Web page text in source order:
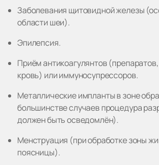
Заболевания щитовидной железы
области шеи).
Эпилепсия.
Приём антикоагулянтов
кровь) или иммуносупрессоров.
Металлические импланты в зоне
большинстве случаев процедура
должен быть осведомлён).
Менструация (при обработке зоны
поясницы).